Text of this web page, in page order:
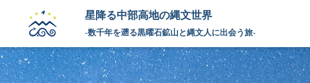
星降る中部高地の縄文世界
-数千年を遡る黒曜石鉱山と縄文人に出会う旅-